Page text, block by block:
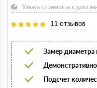
Узнать стоимость с
11 отзывов
Замер диаметра
Подсчет